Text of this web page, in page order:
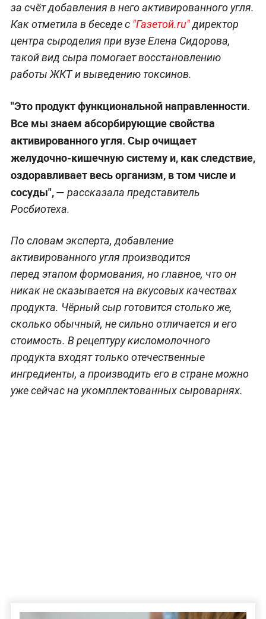
за счёт добавления в него активированного угля.
Как отметила в беседе с"Газетой.ru"директор
центра сыроделия при вузе Елена Сидорова,
такой вид сыра помогает восстановлению
работы ЖКТ и выведению токсинов.
"Это продукт функциональной направленности.
Все мы знаем абсорбирующие свойства
активированного угля. Сыр очищает
желудочно-кишечную систему и, как следствие,
оздоравливает весь организм, в том числе и
сосуды", — рассказала представитель
Росбиотеха.
По словам эксперта, добавление
активированного угля производится
перед этапом формования, но главное, что он
никак не сказывается на вкусовых качествах
продукта. Чёрный сыр готовится столько же,
сколько обычный, не сильно отличается и его
стоимость. В рецептуру кисломолочного
продукта входят только отечественные
ингредиенты, а производить его в стране можно
уже сейчас на укомплектованных сыроварнях.